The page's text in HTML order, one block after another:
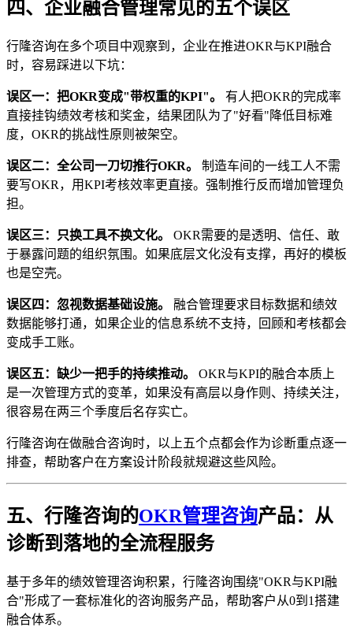
四、企业融合管理常见的五个误区
行隆咨询在多个项目中观察到，企业在推进OKR与KPI融合
时，容易踩进以下坑：
误区一：把OKR变成"带权重的KPI"。
有人把OKR的完成率
直接挂钩绩效考核和奖金，结果团队为了"好看"降低目标难
度，OKR的挑战性原则被架空。
误区二：全公司一刀切推行OKR。
制造车间的一线工人不需
要写OKR，用KPI考核效率更直接。强制推行反而增加管理负
担。
误区三：只换工具不换文化。
OKR需要的是透明、信任、敢
于暴露问题的组织氛围。如果底层文化没有支撑，再好的模板
也是空壳。
误区四：忽视数据基础设施。
融合管理要求目标数据和绩效
数据能够打通，如果企业的信息系统不支持，回顾和考核都会
变成手工账。
误区五：缺少一把手的持续推动。
OKR与KPI的融合本质上
是一次管理方式的变革，如果没有高层以身作则、持续关注，
很容易在两三个季度后名存实亡。
行隆咨询在做融合咨询时，以上五个点都会作为诊断重点逐一
排查，帮助客户在方案设计阶段就规避这些风险。
五、行隆咨询的OKR管理咨询产品：从
诊断到落地的全流程服务
基于多年的绩效管理咨询积累，行隆咨询围绕"OKR与KPI融
合"形成了一套标准化的咨询服务产品，帮助客户从0到1搭建
融合体系。